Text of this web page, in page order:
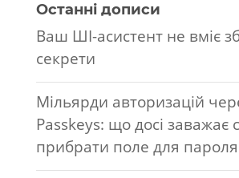
Останні дописи
Ваш ШІ-асистент не вміє
секрети
Мільярди авторизацій
Passkeys: що досі заважає
прибрати поле для пароля